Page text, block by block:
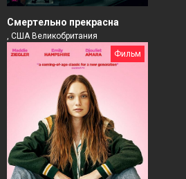
Смертельно прекрасна
, США Великобритания
Фильм